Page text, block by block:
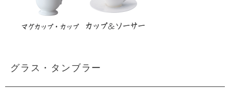
グラス・タンブラー